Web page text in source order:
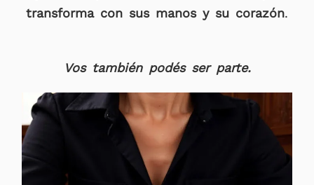
transforma con sus manos y su corazón.
Vos también podés ser parte.